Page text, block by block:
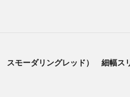
スモーダリングレッド） 細幅ス